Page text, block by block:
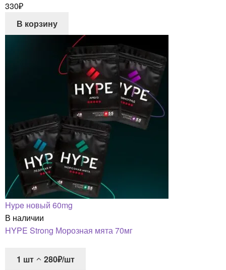
330₽
В корзину
Hype новый 60mg
В наличии
HYPE Strong Морозная мята 70мг
1 шт
280₽/шт